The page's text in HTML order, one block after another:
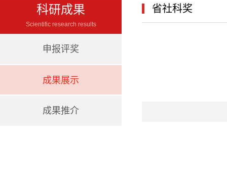
科研成果
Scientific research results
申报评奖
成果展示
成果推介
省社科奖